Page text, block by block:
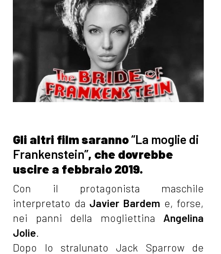
Gli altri film saranno“La moglie di
Frankenstein”, che dovrebbe
uscire a febbraio 2019.
Con il protagonista maschile
interpretato da Javier Bardem e, forse,
nei panni della mogliettina Angelina
Jolie
Dopo lo stralunato Jack Sparrow de